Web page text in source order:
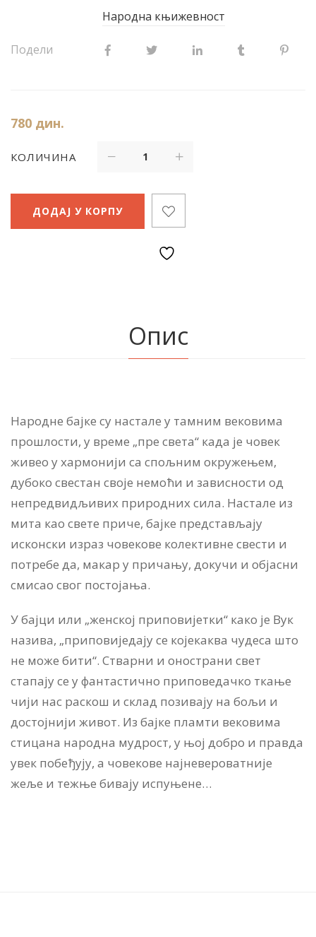
Народна књижевност
Подели
780 дин.
КОЛИЧИНА
ДОДАЈ У КОРПУ
Опис
Народне бајке су настале у тамним вековима
прошлости, у време „пре света“ када је човек
живео у хармонији са спољним окружењем,
дубоко свестан своје немоћи и зависности од
непредвидљивих природних сила. Настале из
мита као свете приче, бајке представљају
исконски израз човекове колективне свести и
потребе да, макар у причању, докучи и објасни
смисао свог постојања.
У бајци или „женској приповијетки“ како је Вук
назива, „приповиједају се којекаква чудеса што
не може бити“. Стварни и онострани свет
стапају се у фантастично приповедачко ткање
чији нас раскош и склад позивају на бољи и
достојнији живот. Из бајке пламти вековима
стицана народна мудрост, у њој добро и правда
увек побеђују, а човекове најневероватније
жеље и тежње бивају испуњене…